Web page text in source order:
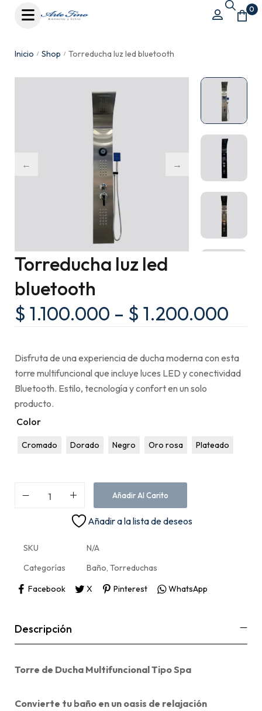
0
Inicio / Shop / Torreducha luz led bluetooth
Torreducha luz led
bluetooth
$ 1.100.000 – $ 1.200.000
Disfruta de una experiencia de ducha moderna con esta
torre multifuncional que incluye luces LED y conectividad
Bluetooth. Estilo, tecnología y confort en un solo
producto.
Color
Cromado Dorado Negro Oro rosa Plateado
Añadir Al Carito
Añadir a la lista de deseos
SKU
N/A
Categorías
Baño, Torreduchas
Facebook
X Pinterest WhatsApp
Descripción
Torre de Ducha Multifuncional Tipo Spa
Convierte tu baño en un oasis de relajación